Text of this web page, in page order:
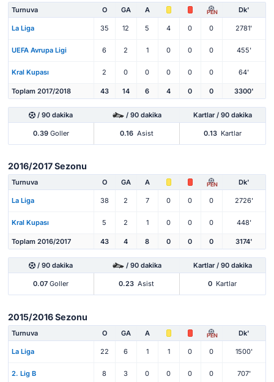
Turnuva O GA A PEN Dk'
La Liga 35 12 5 4 0 0 2781'
UEFA Avrupa Ligi 6 2 1 0 0 0 455'
Kral Kupası 2 0 0 0 0 0 64'
Toplam 2017/2018 43 14 6 4 0 0 3300'
/ 90 dakika / 90 dakika Kartlar / 90 dakika
0.39Goller 0.16 Asist 0.13 Kartlar
2016/2017 Sezonu
Turnuva O GA A PEN Dk'
La Liga 38 2 7 0 0 0 2726'
Kral Kupası 5 2 1 0 0 0 448'
Toplam 2016/2017 43 4 8 0 0 0 3174'
/ 90 dakika / 90 dakika Kartlar / 90 dakika
0.07 Goller 0.23 Asist 0 Kartlar
2015/2016 Sezonu
Turnuva O GA A PEN Dk'
La Liga 22 6 1 1 0 0 1500'
2. Lig B 8 3 0 0 0 0 707'